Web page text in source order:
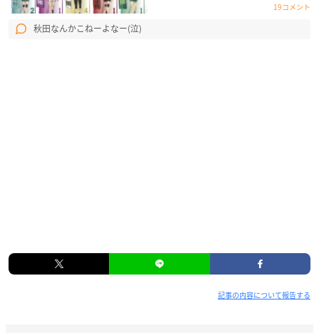
19コメント
秋田なんかこねーよなー(泣)
記事の内容について報告する